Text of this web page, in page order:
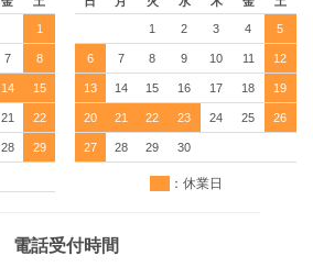
1
7 8
14 15
21 22
28 29
1 2 3 4 5
6 7 8 9 10 11 12
13 14 15 16 17 18 19
20 21 22 23 24 25 26
27 28 29 30
：休業日
電話受付時間